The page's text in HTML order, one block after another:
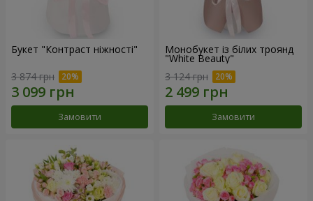
Букет "Контраст ніжності"
3 874 грн
Замовити
Монобукет із білих троянд
"White Beauty"
3 124 грн
Замовити